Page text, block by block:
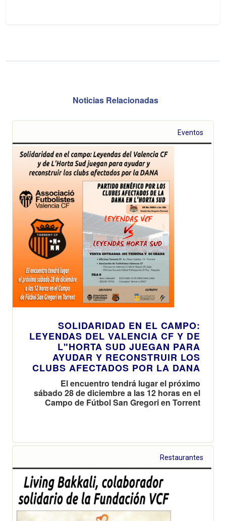
Noticias Relacionadas
Eventos
SOLIDARIDAD EN EL CAMPO:
LEYENDAS DEL VALENCIA CF Y DE
L"HORTA SUD JUEGAN PARA
AYUDAR Y RECONSTRUIR LOS
CLUBS AFECTADOS POR LA DANA
El encuentro tendrá lugar el próximo
sábado 28 de diciembre a las 12 horas en el
Campo de Fútbol San Gregori en Torrent
Restaurantes